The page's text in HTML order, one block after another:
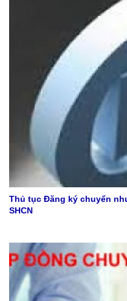
Thủ tục Đăng ký chuyển
SHCN